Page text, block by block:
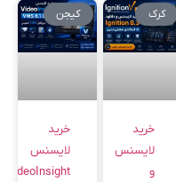
کرک
خرید
لایسنس
و
کیجن
خرید
لایسنس
VideoInsight